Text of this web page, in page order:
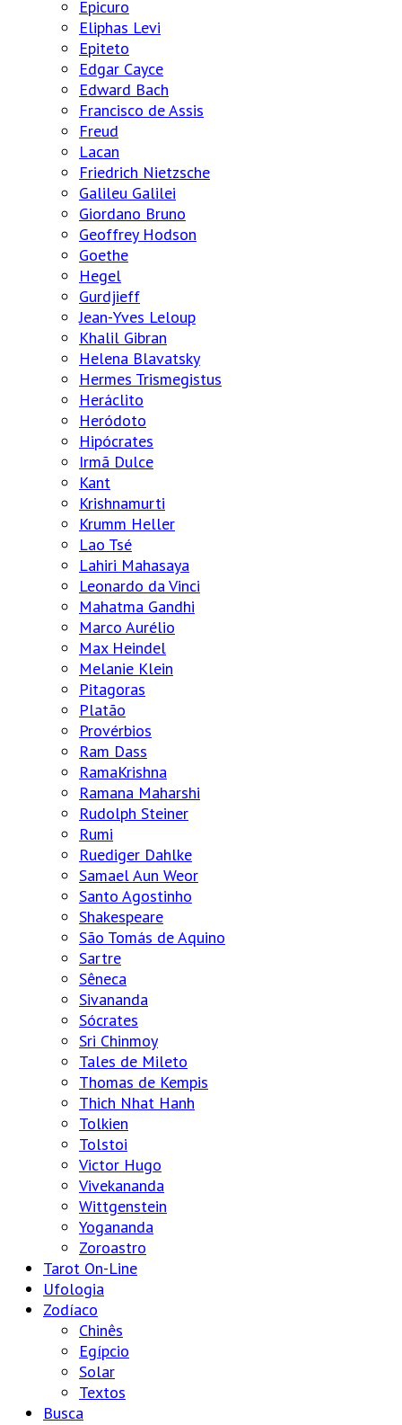
Epicuro
Eliphas Levi
Epiteto
Edgar Cayce
Edward Bach
Francisco de Assis
Freud
Lacan
Friedrich Nietzsche
Galileu Galilei
Giordano Bruno
Geoffrey Hodson
Goethe
Hegel
Gurdjieff
Jean-Yves Leloup
Khalil Gibran
Helena Blavatsky
Hermes Trismegistus
Heráclito
Heródoto
Hipócrates
Irmã Dulce
Kant
Krishnamurti
Krumm Heller
Lao Tsé
Lahiri Mahasaya
Leonardo da Vinci
Mahatma Gandhi
Marco Aurélio
Max Heindel
Melanie Klein
Pitagoras
Platão
Provérbios
Ram Dass
RamaKrishna
Ramana Maharshi
Rudolph Steiner
Rumi
Ruediger Dahlke
Samael Aun Weor
Santo Agostinho
Shakespeare
São Tomás de Aquino
Sartre
Sêneca
Sivananda
Sócrates
Sri Chinmoy
Tales de Mileto
Thomas de Kempis
Thich Nhat Hanh
Tolkien
Tolstoi
Victor Hugo
Vivekananda
Wittgenstein
Yogananda
Zoroastro
Tarot On-Line
Ufologia
Zodíaco
Chinês
Egípcio
Solar
Textos
Busca